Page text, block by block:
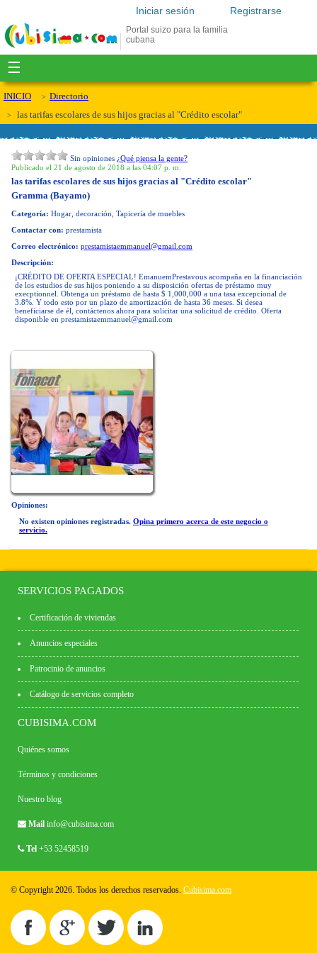
Registrarse
Iniciar sesión
Portal suizo para la familia
cubana
☰
INICIO
Directorio
las tarifas escolares de sus hijos gracias al "Crédito escolar"
Sin opiniones ¿Qué piensa la gente?
Publicado el 21 de agosto de 2018 a las 04:07 p. m.
las tarifas escolares de sus hijos gracias al "Crédito escolar"
Gramma (Bayamo)
Categoría: Hogar, decoración, Tapicería de muebles
Contactar con: prestamista
Correo electrónico: prestamistaemmanuel@gmail.com
Descripción:
¡CRÉDITO DE OFERTA ESPECIAL! EmanuemPrestavous acompaña en la financiación
de los estudios de sus hijos poniendo a su disposición ofertas de préstamo muy
execptionnel. Obtenga un préstamo de hasta $ 1,000,000 a una tasa excepcional de
3.8%. Y todo esto por un plazo de amortización de hasta 36 meses. Si desea
beneficiarse de él, contáctenos ahora para solicitar una solicitud de crédito. Oferta
disponible en prestamistaemmanuel@gmail.com
Opiniones:
No existen opiniones registradas. Opina primero acerca de este negocio o
servicio.
SERVICIOS PAGADOS
Certificación de viviendas
Anuncios especiales
Patrocinio de anuncios
Catálogo de servicios completo
CUBISIMA.COM
Quiénes somos
Términos y condiciones
Nuestro blog
Mail info@cubisima.com
Tel +53 52458519
© Copyright 2026. Todos los derechos reservados. Cubisima.com